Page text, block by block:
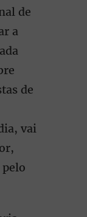
de
a
de
vai